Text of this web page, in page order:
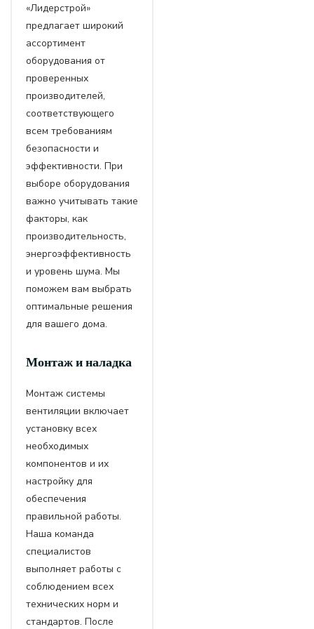
«Лидерстрой»
предлагает широкий
ассортимент
оборудования от
проверенных
производителей,
соответствующего
всем требованиям
безопасности и
эффективности. При
выборе оборудования
важно учитывать такие
факторы, как
производительность,
энергоэффективность
и уровень шума. Мы
поможем вам выбрать
оптимальные решения
для вашего дома.
Монтаж и наладка
Монтаж системы
вентиляции включает
установку всех
необходимых
компонентов и их
настройку для
обеспечения
правильной работы.
Наша команда
специалистов
выполняет работы с
соблюдением всех
технических норм и
стандартов. После